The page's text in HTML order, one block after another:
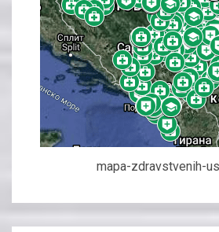
mapa-zdravstvenih-